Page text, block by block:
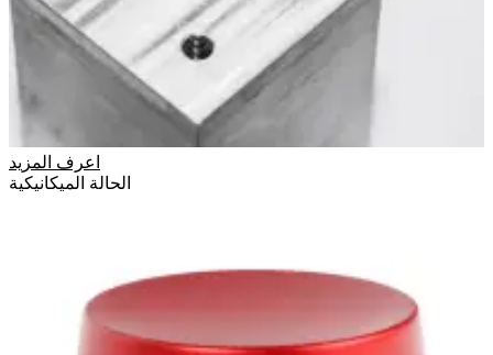
اعرف المزيد
الحالة الميكانيكية